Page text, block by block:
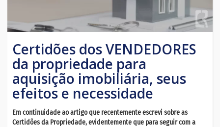
Certidões dos VENDEDORES
da propriedade para
aquisição imobiliária, seus
efeitos e necessidade
Em continuidade ao artigo que recentemente escrevi sobre as
Certidões da Propriedade, evidentemente que para seguir com a